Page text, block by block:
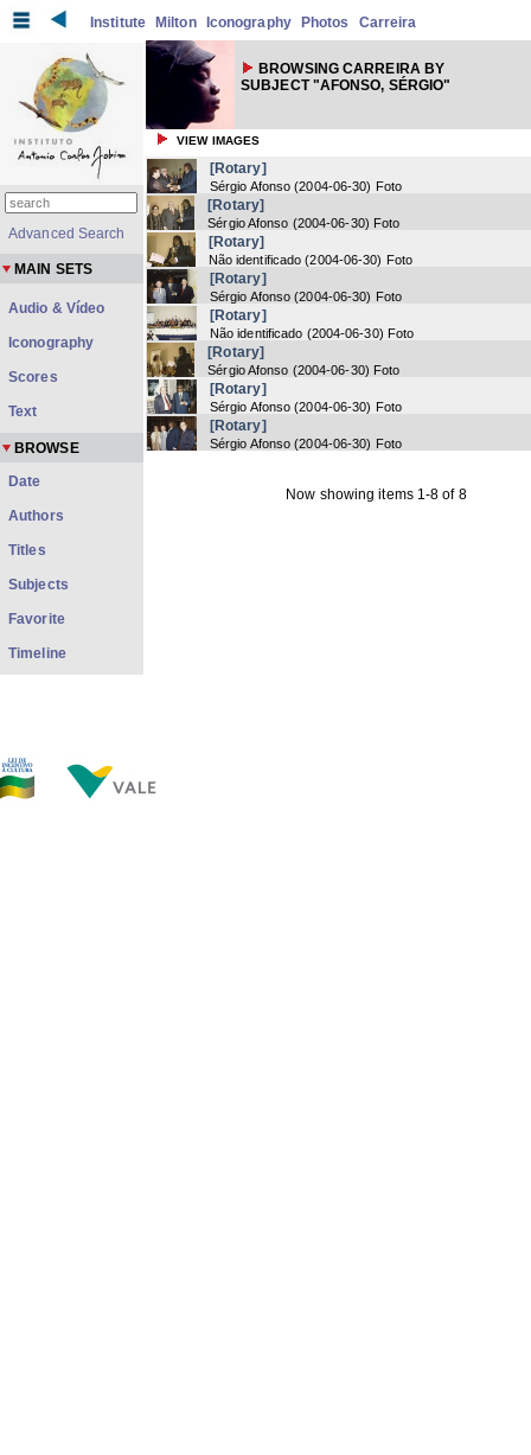
Institute Milton Iconography Photos Carreira
BROWSING CARREIRA BY
SUBJECT "AFONSO, SÉRGIO"
VIEW IMAGES
[Rotary]
Sérgio Afonso (2004-06-30) Foto
[Rotary]
Sérgio Afonso (2004-06-30) Foto
[Rotary]
Não identificado (2004-06-30) Foto
[Rotary]
Sérgio Afonso (2004-06-30) Foto
[Rotary]
Não identificado (2004-06-30) Foto
[Rotary]
Sérgio Afonso (2004-06-30) Foto
[Rotary]
Sérgio Afonso (2004-06-30) Foto
[Rotary]
Sérgio Afonso (2004-06-30) Foto
Now showing items 1-8 of 8
Advanced Search
MAIN SETS
Audio & Vídeo
Iconography
Scores
Text
BROWSE
Date
Authors
Titles
Subjects
Favorite
Timeline